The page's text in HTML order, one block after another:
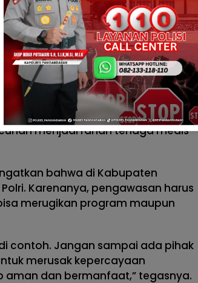
sekaligus tanggung jawab
masyarakat harus dijaga agar
Kompol Usep Supiyan.
keterlibatan tenaga ahli dalam
bertugas mengamankan barang
diuji di laboratorium forensik,
menjadi ranah tenaga medis
bahwa di Kabupaten
Karenanya, pengawasan harus
merugikan program maupun
contoh. Jangan sampai ada pihak
merusak kepercayaan
dan bermanfaat,” tegasnya.